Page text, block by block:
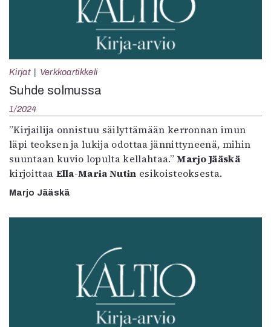
Kirjat Verkkoartikkeli
Suhde solmussa
1/2024
”Kirjailija onnistuu säilyttämään kerronnan imun
läpi teoksen ja lukija odottaa jännittyneenä, mihin
suuntaan kuvio lopulta kellahtaa.”Marjo Jääskä
kirjoittaa Ella-Maria Nutin esikoisteoksesta.
Marjo Jääskä